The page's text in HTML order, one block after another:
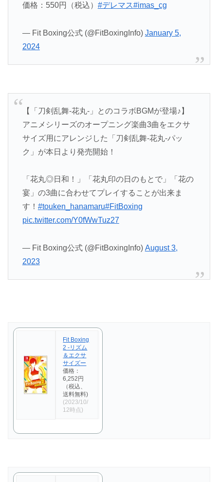
価格：550円（税込） #デレマス#imas_cg
— Fit Boxing公式 (@FitBoxingInfo) January 5,
2024
【「刀剣乱舞-花丸-」とのコラボBGMが登場♪】
アニメシリーズのオープニング楽曲3曲をエクサ
サイズ用にアレンジした「刀剣乱舞-花丸-パッ
ク」が本日より発売開始！
「花丸◎日和！」「花丸印の日のもとで」「花の
宴」の3曲に合わせてプレイすることが出来ま
す！ #touken_hanamaru#FitBoxing
pic.twitter.com/Y0fWwTuz27
— Fit Boxing公式 (@FitBoxingInfo) August 3,
2023
Fit Boxing
2 -リズム
＆エクサ
サイズー
価格：
6,252円
（税込、
送料無料)
(2023/10/
12時点)